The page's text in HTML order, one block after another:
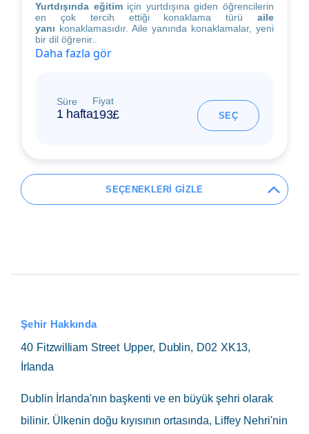
Yurtdışında eğitimiçin yurtdışına giden öğrencilerin
en çok tercih ettiği konaklama türü aile
yanı konaklamasıdır. Aile yanında konaklamalar, yeni
bir dil öğrenir..
Daha fazla gör
Süre
1 hafta
Fiyat
193£ SEÇ
SEÇENEKLERİ GİZLE
Şehir Hakkında
40 Fitzwilliam Street Upper, Dublin, D02 XK13,
İrlanda
Dublin İrlanda'nın başkenti ve en büyük şehri olarak
bilinir. Ülkenin doğu kıyısının ortasında, Liffey Nehri'nin